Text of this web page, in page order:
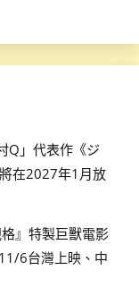
Q」代表作《ジ
在2027年1月放
』特製巨獸電影
6台灣上映、中